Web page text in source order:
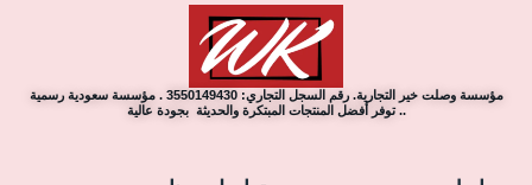
مؤسسة وصلت خير التجارية. رقم السجل التجاري: 3550149430 . مؤسسة سعودية رسمية
.. توفر أفضل المنتجات المبتكرة والحديثة بجودة عالية